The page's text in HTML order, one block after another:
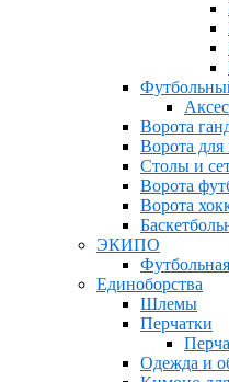
Ворота
Ворота
Столы и
Ворота
Ворота
ЭКИПО
Единоборства
Шлемы
Перчатки
Одежда и